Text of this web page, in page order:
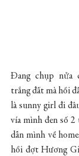
Đang chụp nửa
trắng đất mà hồi
là sunny girl đi
vía mình đen số 2
dẫn mình về
hồi đợt Hương